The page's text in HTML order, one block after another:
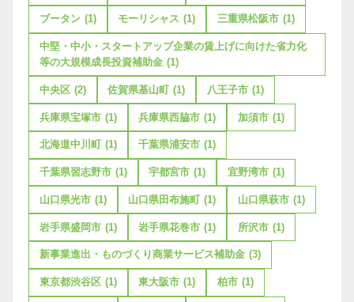
ブータン (1) モーリシャス (1) 三重県松阪市 (1)
中堅・中小・スタートアップ企業の賃上げに向けた省力化
等の大規模成長投資補助金 (1)
中央区 (2) 佐賀県基山町 (1) 八王子市 (1)
兵庫県宝塚市 (1) 兵庫県西脇市 (1) 加須市 (1)
北海道中川町 (1) 千葉県浦安市 (1)
千葉県習志野市 (1) 宇都宮市 (1) 宜野湾市 (1)
山口県光市 (1) 山口県田布施町 (1) 山口県萩市 (1)
岩手県盛岡市 (1) 岩手県花巻市 (1) 所沢市 (1)
新事業進出・ものづくり商業サービス補助金 (3)
東京都渋谷区 (1) 東大阪市 (1) 柏市 (1)